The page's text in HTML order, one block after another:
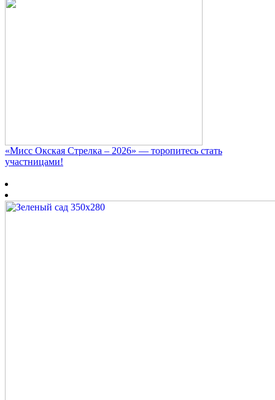
«Мисс Окская Стрелка – 2026» — торопитесь стать
участницами!